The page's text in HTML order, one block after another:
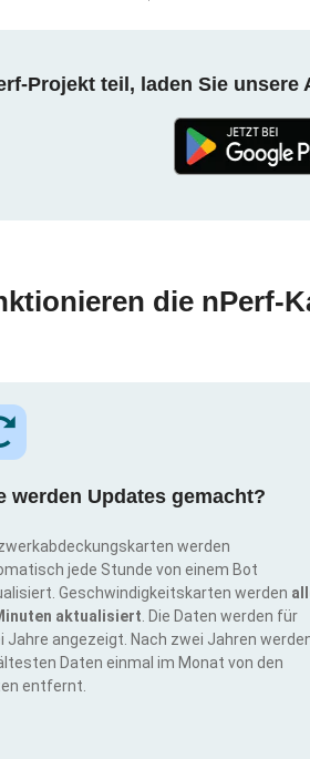
Projekt teil, laden Sie unsere
die nPerf-
werden Updates gemacht?
werden
jede Stunde von einem Bot
Geschwindigkeitskarten werden
aktualisiert . Die Daten werden für
Jahre angezeigt. Nach zwei Jahren
Daten einmal im Monat von den
entfernt.